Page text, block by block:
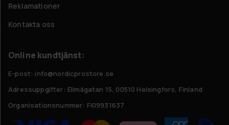
Reklamationer
Kontakta oss
Online kundtjänst:
E-post: info@nordicprostore.se
Adressuppgifter: Elimägatan 15, 00510 Helsingfors, Finland
Organisationsnummer: FI09931637